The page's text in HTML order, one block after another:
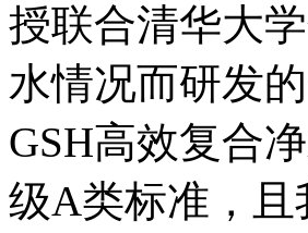
授联合清华大
水情况而研发
GSH高效复合
级A类标准，